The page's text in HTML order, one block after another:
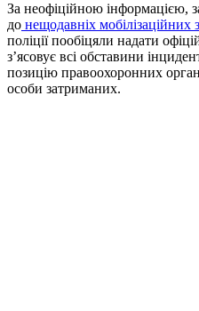
За неофіційною інформацією,
до нещодавніх мобілізаційних
поліції пообіцяли надати
з’ясовує всі обставини
позицію правоохоронних
особи затриманих.